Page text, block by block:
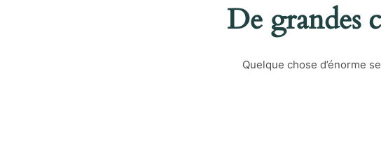
De grandes
Quelque chose d’énorme